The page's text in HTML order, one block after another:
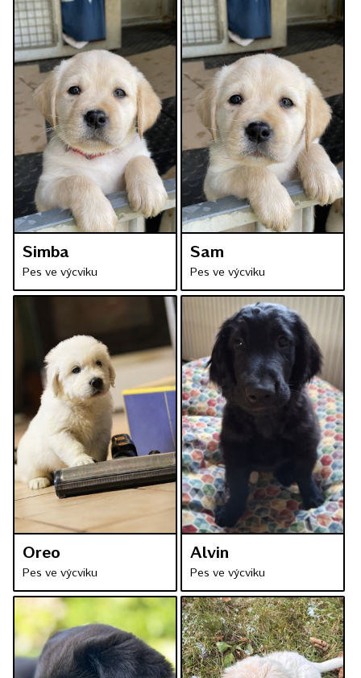
Simba
Pes ve výcviku
Sam
Pes ve výcviku
Oreo
Pes ve výcviku
Alvin
Pes ve výcviku